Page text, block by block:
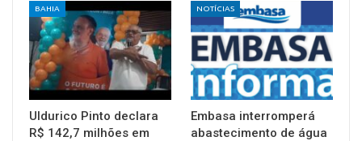
BAHIA
Uldurico Pinto declara
R$ 142,7 milhões em
NOTÍCIAS
Embasa interromperá
abastecimento de água